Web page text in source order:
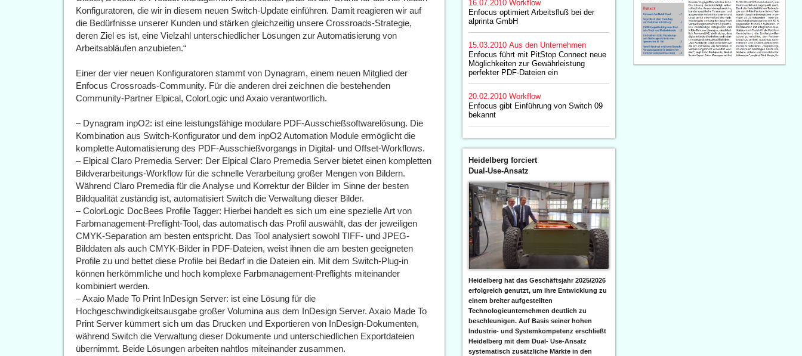
Konfiguratoren, die wir in diesem neuen Switch-Update einführen. Damit reagieren wir auf
die Bedürfnisse unserer Kunden und stärken gleichzeitig unsere Crossroads-Strategie,
deren Ziel es ist, eine Vielzahl unterschiedlicher Lösungen zur Automatisierung von
Arbeitsabläufen anzubieten.“
Einer der vier neuen Konfiguratoren stammt von Dynagram, einem neuen Mitglied der
Enfocus Crossroads-Community. Für die anderen drei zeichnen die bestehenden
Community-Partner Elpical, ColorLogic und Axaio verantwortlich.
– Dynagram inpO2: ist eine leistungsfähige modulare PDF-Ausschießsoftwarelösung. Die
Kombination aus Switch-Konfigurator und dem inpO2 Automation Module ermöglicht die
komplette Automatisierung des PDF-Ausschießvorgangs in Digital- und Offset-Workflows.
– Elpical Claro Premedia Server: Der Elpical Claro Premedia Server bietet einen kompletten
Bildverarbeitungs-Workflow für die schnelle Verarbeitung großer Mengen von Bildern.
Während Claro Premedia für die Analyse und Korrektur der Bilder im Sinne der besten
Bildqualität zuständig ist, automatisiert Switch die Verwaltung dieser Bilder.
– ColorLogic DocBees Profile Tagger: Hierbei handelt es sich um eine spezielle Art von
Farbmanagement-Preflight-Tool, das automatisch das Profil auswählt, das der jeweiligen
CMYK-Separation am besten entspricht. Das Tool analysiert sowohl TIFF- und JPEG-
Bilddaten als auch CMYK-Bilder in PDF-Dateien, weist ihnen die am besten geeigneten
Profile zu und bettet diese Profile bei Bedarf in die Dateien ein. Mit dem Switch-Plug-in
können herkömmliche und hoch komplexe Farbmanagement-Preflights miteinander
kombiniert werden.
– Axaio Made To Print InDesign Server: ist eine Lösung für die
Hochgeschwindigkeitsausgabe großer Volumina aus dem InDesign Server. Axaio Made To
Print Server kümmert sich um das Drucken und Exportieren von InDesign-Dokumenten,
während Switch die Verwaltung dieser Dokumente und unterschiedlichen Exportdateien
übernimmt. Beide Lösungen arbeiten nahtlos miteinander zusammen.
16.07.2010 Workflow
Enfocus optimiert Arbeitsfluß bei der
alprinta GmbH
15.03.2010 Aus den Unternehmen
Enfocus führt mit PitStop Connect neue
Möglichkeiten zur Gewährleistung
perfekter PDF-Dateien ein
20.02.2010 Workflow
Enfocus gibt Einführung von Switch 09
bekannt
Heidelberg forciert
Dual-Use-Ansatz
Heidelberg hat das Geschäftsjahr 2025/2026
erfolgreich genutzt, um ihre Entwicklung zu
einem breiter aufgestellten
Technologieunternehmen deutlich zu
beschleunigen. Auf Basis seiner hohen
Industrie- und Systemkompetenz erschließt
Heidelberg mit dem Dual- Use-Ansatz
systematisch zusätzliche Märkte in den